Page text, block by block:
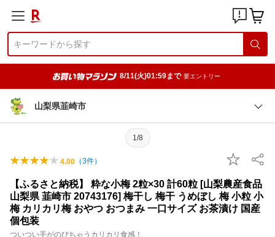
8/11(火)01:59まで 要エントリー
山梨県韮崎市
1/8
4.00 （3件）
【ふるさと納税】 粋な小梅 2粒×30 計60粒 [山梨農産食品
山梨県 韮崎市 20743176] 梅干し 梅干 うめぼし 梅 小粒 小
梅 カリカリ梅 おやつ おつまみ 一口サイズ お茶漬け 国産
個包装
ついつい手がのびちゃうカリカリ食感！